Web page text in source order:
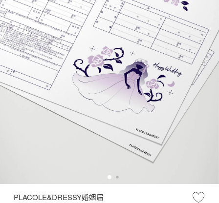
PLACOLE&DRESSY婚姻届